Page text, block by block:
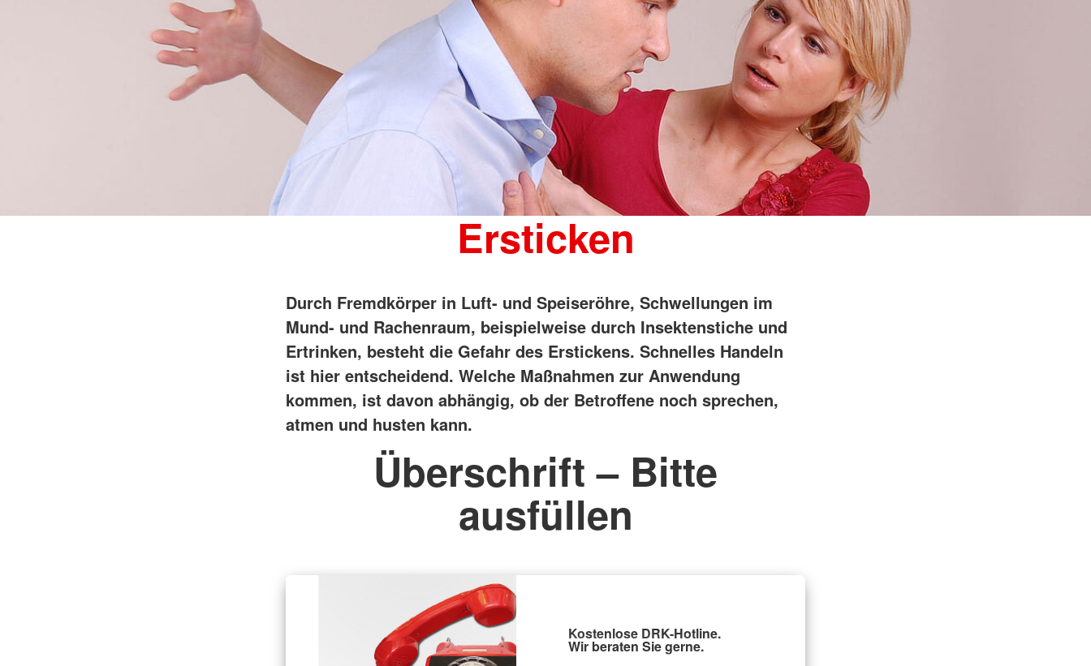
Ersticken
Durch Fremdkörper in Luft- und Speiseröhre, Schwellungen im
Mund- und Rachenraum, beispielweise durch Insektenstiche und
Ertrinken, besteht die Gefahr des Erstickens. Schnelles Handeln
ist hier entscheidend. Welche Maßnahmen zur Anwendung
kommen, ist davon abhängig, ob der Betroffene noch sprechen,
atmen und husten kann.
Überschrift – Bitte
ausfüllen
Kostenlose DRK-Hotline.
Wir beraten Sie gerne.